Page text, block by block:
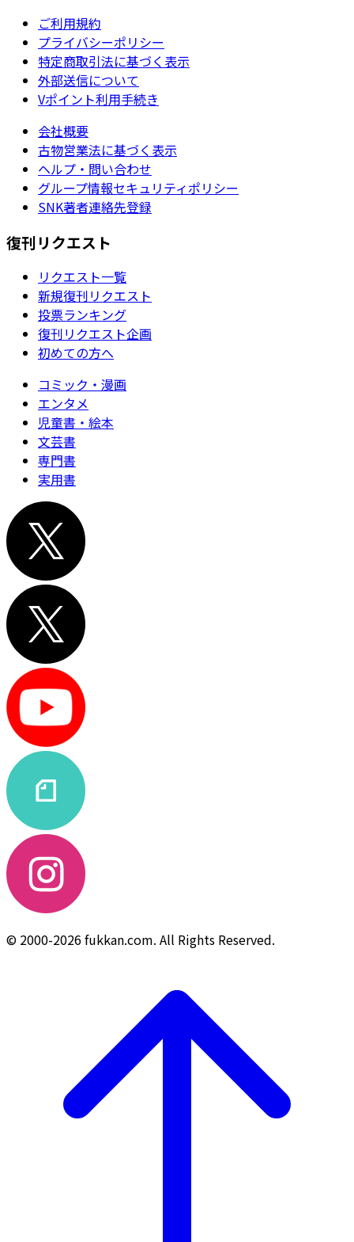
ご利用規約
プライバシーポリシー
特定商取引法に基づく表示
外部送信について
Vポイント利用手続き
会社概要
古物営業法に基づく表示
ヘルプ・問い合わせ
グループ情報セキュリティポリシー
SNK著者連絡先登録
復刊リクエスト
リクエスト一覧
新規復刊リクエスト
投票ランキング
復刊リクエスト企画
初めての方へ
コミック・漫画
エンタメ
児童書・絵本
文芸書
専門書
実用書
© 2000-2026 fukkan.com. All Rights Reserved.